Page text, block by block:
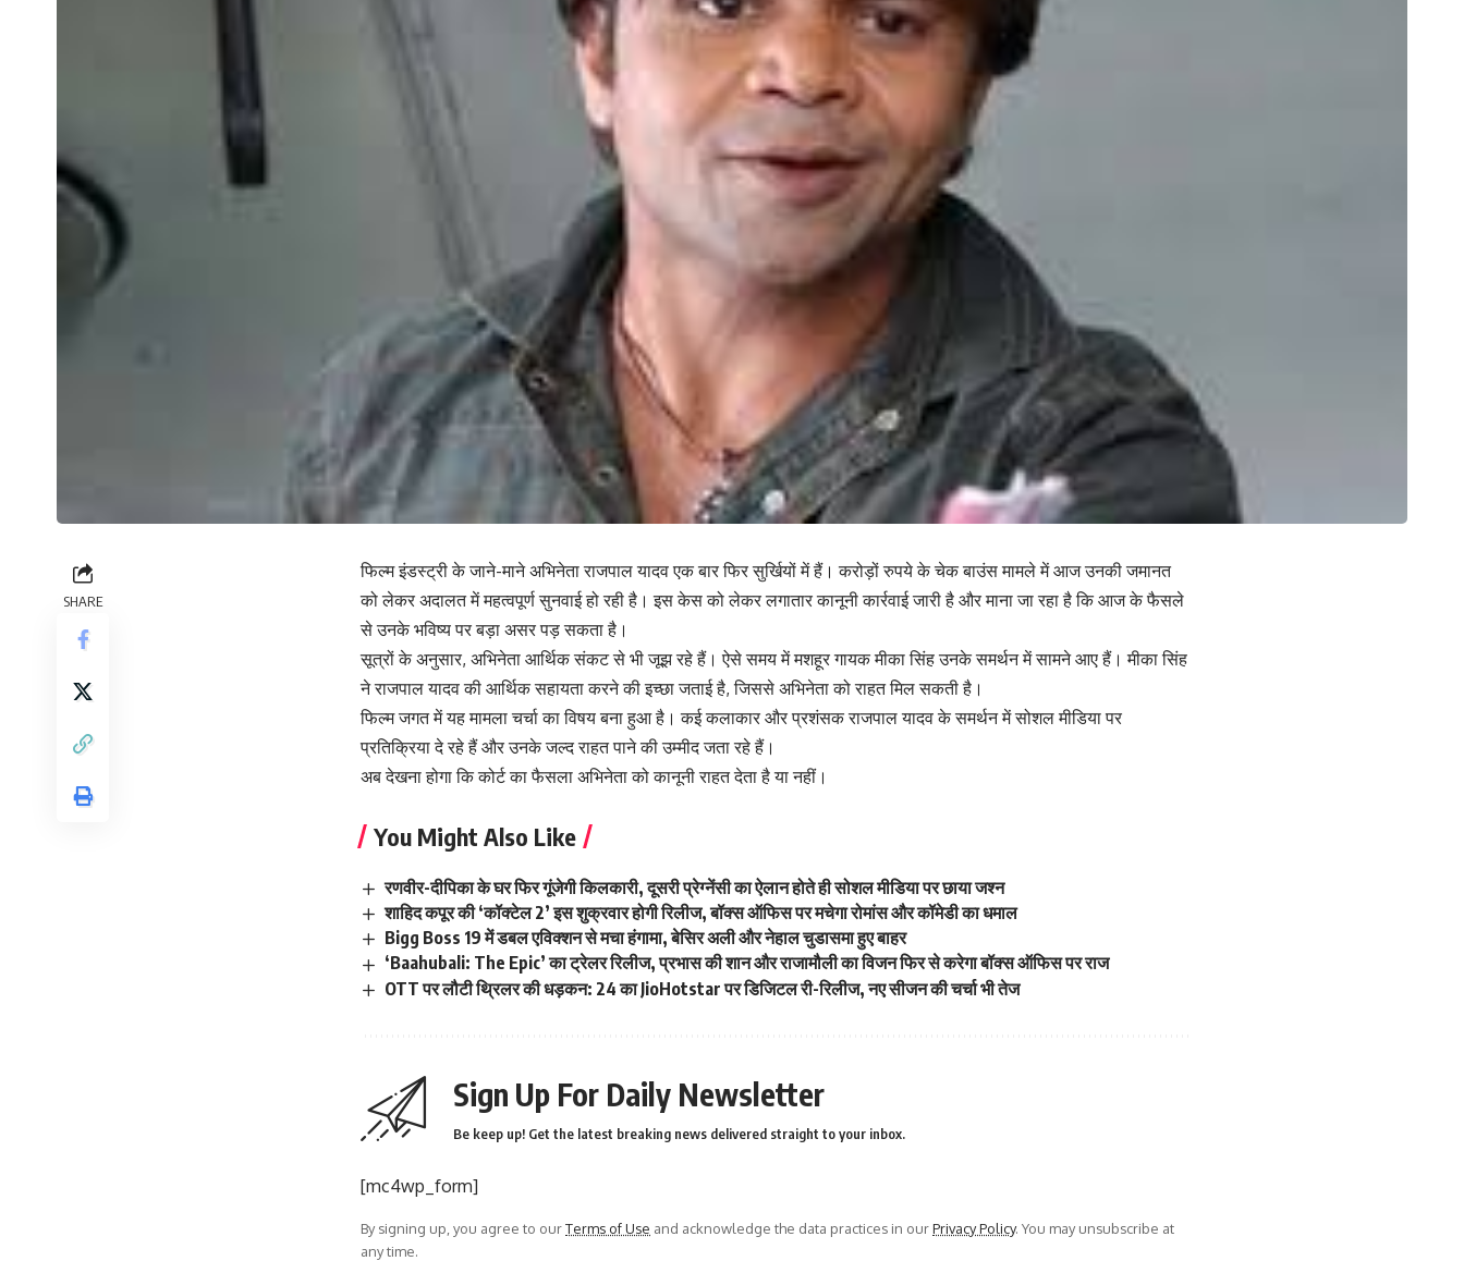
SHARE
फिल्म इंडस्ट्री के जाने-माने अभिनेता राजपाल यादव एक बार फिर सुर्खियों में हैं। करोड़ों रुपये के चेक बाउंस मामले में आज उनकी जमानत
को लेकर अदालत में महत्वपूर्ण सुनवाई हो रही है। इस केस को लेकर लगातार कानूनी कार्रवाई जारी है और माना जा रहा है कि आज के फैसले
से उनके भविष्य पर बड़ा असर पड़ सकता है।
सूत्रों के अनुसार, अभिनेता आर्थिक संकट से भी जूझ रहे हैं। ऐसे समय में मशहूर गायक मीका सिंह उनके समर्थन में सामने आए हैं। मीका सिंह
ने राजपाल यादव की आर्थिक सहायता करने की इच्छा जताई है, जिससे अभिनेता को राहत मिल सकती है।
फिल्म जगत में यह मामला चर्चा का विषय बना हुआ है। कई कलाकार और प्रशंसक राजपाल यादव के समर्थन में सोशल मीडिया पर
प्रतिक्रिया दे रहे हैं और उनके जल्द राहत पाने की उम्मीद जता रहे हैं।
अब देखना होगा कि कोर्ट का फैसला अभिनेता को कानूनी राहत देता है या नहीं।
You Might Also Like
रणवीर-दीपिका के घर फिर गूंजेगी किलकारी, दूसरी प्रेग्नेंसी का ऐलान होते ही सोशल मीडिया पर छाया जश्न
शाहिद कपूर की ‘कॉक्टेल 2’ इस शुक्रवार होगी रिलीज, बॉक्स ऑफिस पर मचेगा रोमांस और कॉमेडी का धमाल
Bigg Boss 19 में डबल एविक्शन से मचा हंगामा, बेसिर अली और नेहाल चुडासमा हुए बाहर
‘Baahubali: The Epic’ का ट्रेलर रिलीज, प्रभास की शान और राजामौली का विजन फिर से करेगा बॉक्स ऑफिस पर राज
OTT पर लौटी थ्रिलर की धड़कन: 24 का JioHotstar पर डिजिटल री-रिलीज, नए सीजन की चर्चा भी तेज
Sign Up For Daily Newsletter
Be keep up! Get the latest breaking news delivered straight to your inbox.
[mc4wp_form]
By signing up, you agree to ourTerms of Use and acknowledge the data practices in ourPrivacy Policy. You may unsubscribe at
any time.